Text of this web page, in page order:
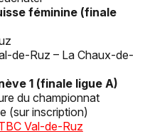
féminine (finale
de-Ruz – La Chaux-de-
1 (finale ligue A)
du championnat
(sur inscription)
Val-de-Ruz